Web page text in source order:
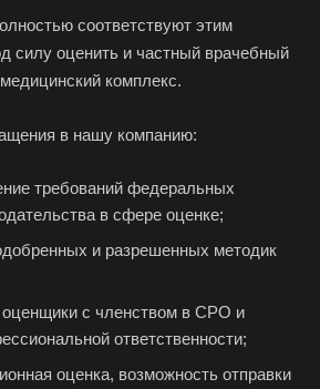
соответствуют этим
силу оценить и частный врачебный
комплекс.
в нашу компанию:
требований федеральных
в сфере оценке;
и разрешенных методик
с членством в СРО и
ответственности;
оценка, возможность отправки